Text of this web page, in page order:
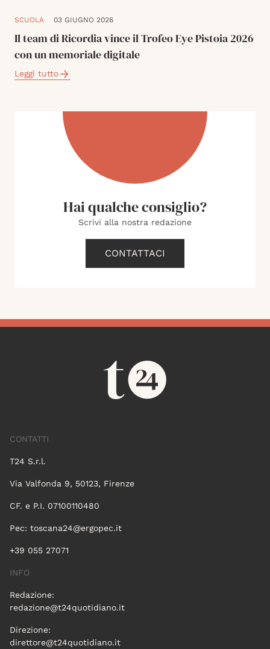
SCUOLA 03 GIUGNO 2026
Il team di Ricordia vince il Trofeo Eye Pistoia 2026
con un memoriale digitale
Leggi tutto
Hai qualche consiglio?
Scrivi alla nostra redazione
CONTATTACI
CONTATTI
T24 S.r.l.
Via Valfonda 9, 50123, Firenze
CF. e P.I. 07100110480
Pec: toscana24@ergopec.it
+39 055 27071
INFO
Redazione:
redazione@t24quotidiano.it
Direzione:
direttore@t24quotidiano.it